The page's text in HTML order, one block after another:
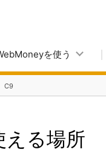
を使う
C9
る場所